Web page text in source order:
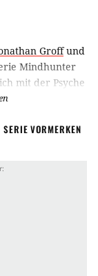
Groffund
Mindhunter
mit der Psyche
des
sie sich
und dem
versuchen
wenn ein
SERIE VORMERKEN